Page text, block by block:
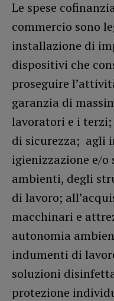
Le spese
commercio sono
installazione di
dispositivi che
proseguire
garanzia di
lavoratori e i
di sicurezza; agli
igienizzazione e/o
ambienti, degli
di lavoro;
macchinari e
autonomia
indumenti di
soluzioni
protezione